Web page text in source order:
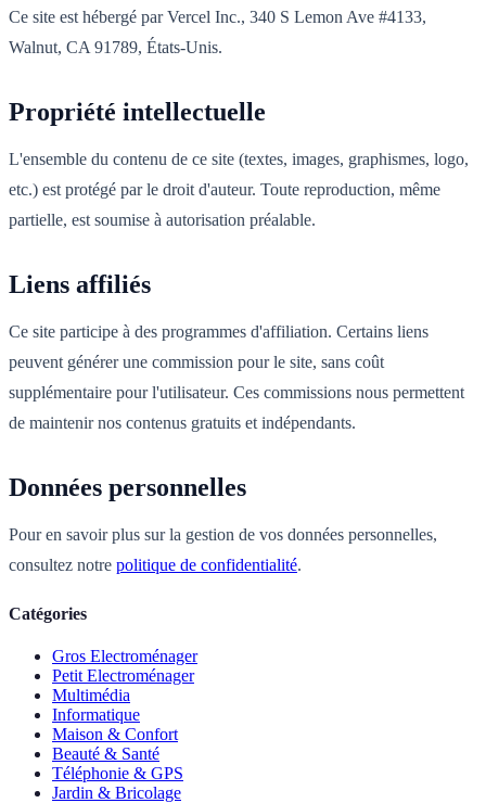
Ce site est hébergé par Vercel Inc., 340 S Lemon Ave #4133,
Walnut, CA 91789, États-Unis.
Propriété intellectuelle
L'ensemble du contenu de ce site (textes, images, graphismes, logo,
etc.) est protégé par le droit d'auteur. Toute reproduction, même
partielle, est soumise à autorisation préalable.
Liens affiliés
Ce site participe à des programmes d'affiliation. Certains liens
peuvent générer une commission pour le site, sans coût
supplémentaire pour l'utilisateur. Ces commissions nous permettent
de maintenir nos contenus gratuits et indépendants.
Données personnelles
Pour en savoir plus sur la gestion de vos données personnelles,
consultez notre politique de confidentialité.
Catégories
Gros Electroménager
Petit Electroménager
Multimédia
Informatique
Maison & Confort
Beauté & Santé
Téléphonie & GPS
Jardin & Bricolage